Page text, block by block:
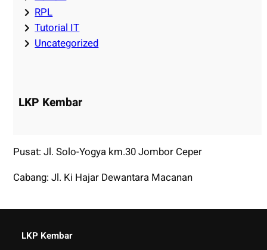
RPL
Tutorial IT
Uncategorized
LKP Kembar
Pusat: Jl. Solo-Yogya km.30 Jombor Ceper
Cabang: Jl. Ki Hajar Dewantara Macanan
LKP Kembar